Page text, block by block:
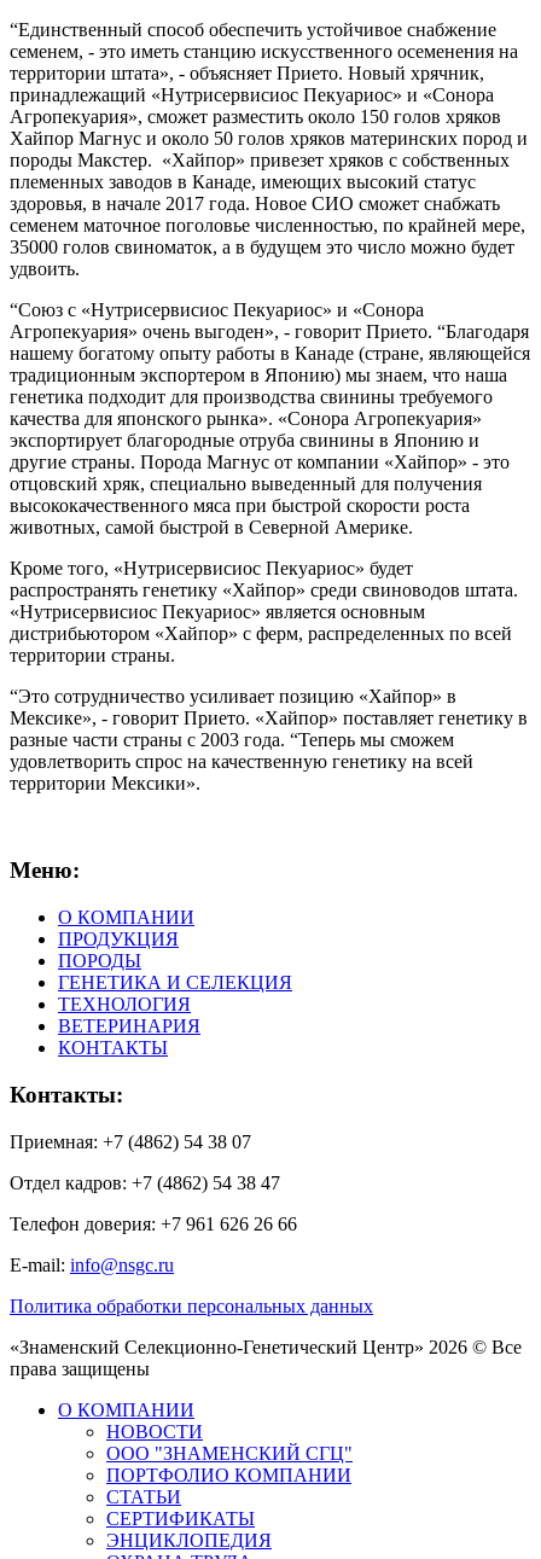
“Единственный способ обеспечить устойчивое снабжение
семенем, - это иметь станцию искусственного осеменения на
территории штата», - объясняет Прието. Новый хрячник,
принадлежащий «Нутрисервисиос Пекуариос» и «Сонора
Агропекуария», сможет разместить около 150 голов хряков
Хайпор Магнус и около 50 голов хряков материнских пород и
породы Макстер. «Хайпор» привезет хряков с собственных
племенных заводов в Канаде, имеющих высокий статус
здоровья, в начале 2017 года. Новое СИО сможет снабжать
семенем маточное поголовье численностью, по крайней мере,
35000 голов свиноматок, а в будущем это число можно будет
удвоить.
“Союз с «Нутрисервисиос Пекуариос» и «Сонора
Агропекуария» очень выгоден», - говорит Прието. “Благодаря
нашему богатому опыту работы в Канаде (стране, являющейся
традиционным экспортером в Японию) мы знаем, что наша
генетика подходит для производства свинины требуемого
качества для японского рынка». «Сонора Агропекуария»
экспортирует благородные отруба свинины в Японию и
другие страны. Порода Магнус от компании «Хайпор» - это
отцовский хряк, специально выведенный для получения
высококачественного мяса при быстрой скорости роста
животных, самой быстрой в Северной Америке.
Кроме того, «Нутрисервисиос Пекуариос» будет
распространять генетику «Хайпор» среди свиноводов штата.
«Нутрисервисиос Пекуариос» является основным
дистрибьютором «Хайпор» с ферм, распределенных по всей
территории страны.
“Это сотрудничество усиливает позицию «Хайпор» в
Мексике», - говорит Прието. «Хайпор» поставляет генетику в
разные части страны с 2003 года. “Теперь мы сможем
удовлетворить спрос на качественную генетику на всей
территории Мексики».
Меню:
О КОМПАНИИ
ПРОДУКЦИЯ
ПОРОДЫ
ГЕНЕТИКА И СЕЛЕКЦИЯ
ТЕХНОЛОГИЯ
ВЕТЕРИНАРИЯ
КОНТАКТЫ
Контакты:
Приемная: +7 (4862) 54 38 07
Отдел кадров: +7 (4862) 54 38 47
Телефон доверия: +7 961 626 26 66
E-mail: info@nsgc.ru
Политика обработки персональных данных
«Знаменский Селекционно-Генетический Центр» 2026 © Все
права защищены
О КОМПАНИИ
НОВОСТИ
ООО "ЗНАМЕНСКИЙ СГЦ"
ПОРТФОЛИО КОМПАНИИ
СТАТЬИ
СЕРТИФИКАТЫ
ЭНЦИКЛОПЕДИЯ